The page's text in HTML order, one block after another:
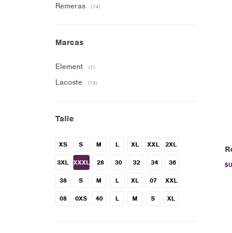
$U
Remeras (14)
Marcas
Element (1)
Lacoste (13)
Talle
XS S M L XL XXL 2XL
3XL XXXL 28 30 32 34 36
38 S M L XL 07 XXL
08 0XS 40 L M S XL